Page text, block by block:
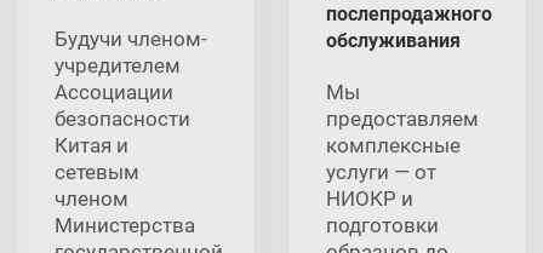
Будучи членом-
учредителем
Ассоциации
безопасности
Китая и
сетевым
членом
Министерства
послепродажного
обслуживания
Мы
предоставляем
комплексные
услуги — от
НИОКР и
подготовки